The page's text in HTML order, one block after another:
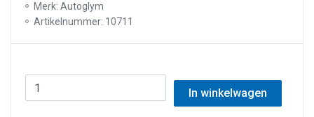
Merk: Autoglym
Artikelnummer: 10711
In winkelwagen